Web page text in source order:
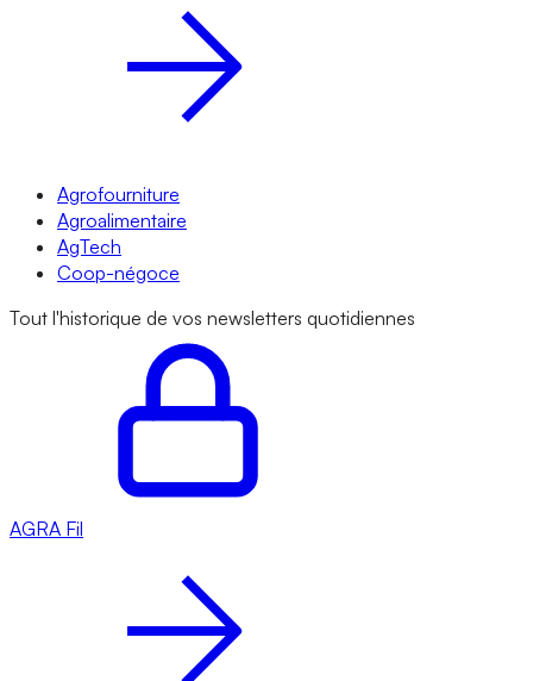
Agrofourniture
Agroalimentaire
AgTech
Coop-négoce
Tout l'historique de vos newsletters quotidiennes
AGRA Fil